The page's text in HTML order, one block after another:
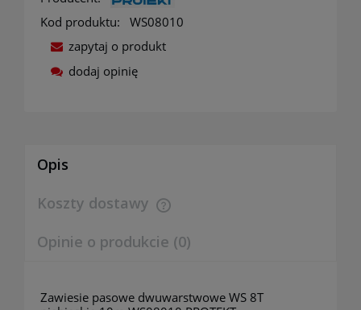
Kod produktu:
WS08010
zapytaj o produkt
dodaj opinię
Opis
Koszty dostawy
Cena nie zawiera ewentualnych kosztów płatności
Opinie o produkcie (0)
Zawiesie pasowe dwuwarstwowe WS 8T